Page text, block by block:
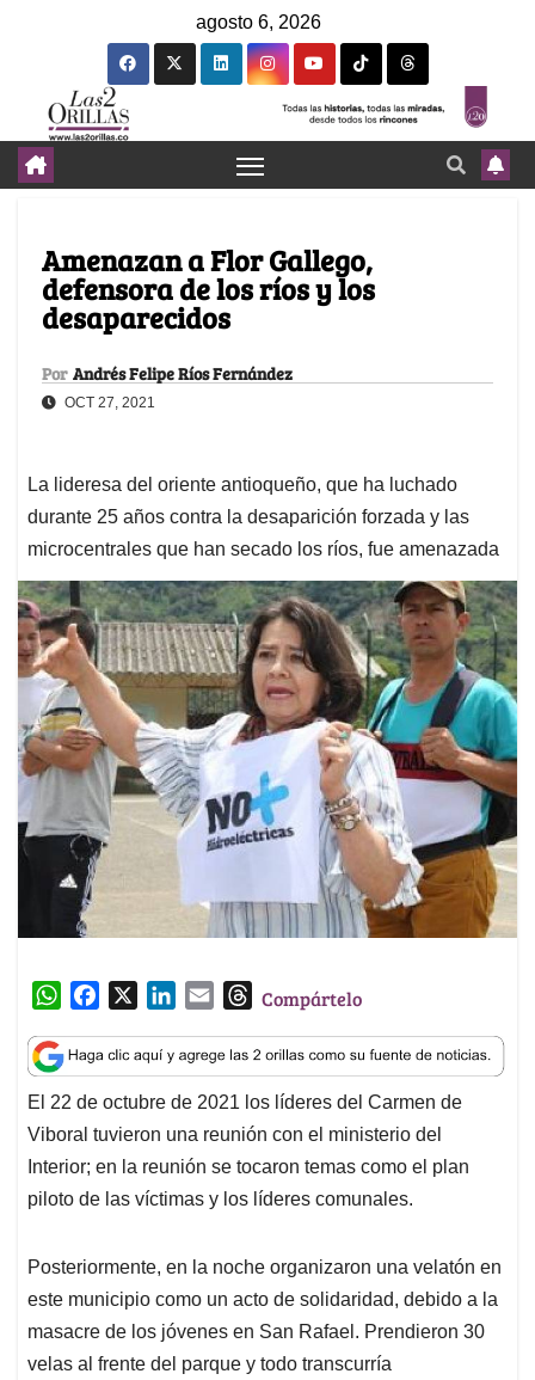
agosto 6, 2026
Amenazan a Flor Gallego,
defensora de los ríos y los
desaparecidos
Por Andrés Felipe Ríos Fernández
OCT 27, 2021
La lideresa del oriente antioqueño, que ha luchado
durante 25 años contra la desaparición forzada y las
microcentrales que han secado los ríos, fue amenazada
W
a
t
s
A
p
p
c
e
b
o
o
k
n
k
e
d
I
n
a
i
l
T
r
e
a
d
s
Compártelo
El 22 de octubre de 2021 los líderes del Carmen de
Viboral tuvieron una reunión con el ministerio del
Interior; en la reunión se tocaron temas como el plan
piloto de las víctimas y los líderes comunales.
Posteriormente, en la noche organizaron una velatón en
este municipio como un acto de solidaridad, debido a la
masacre de los jóvenes en San Rafael. Prendieron 30
velas al frente del parque y todo transcurría